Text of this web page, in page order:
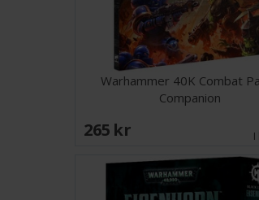
Warhammer 40K Combat
Companion
265 SEK